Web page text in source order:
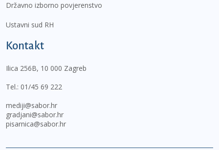
Državno izborno povjerenstvo
Ustavni sud RH
Kontakt
Ilica 256B, 10 000 Zagreb
Tel.: 01/45 69 222
mediji@sabor.hr
gradjani@sabor.hr
pisarnica@sabor.hr